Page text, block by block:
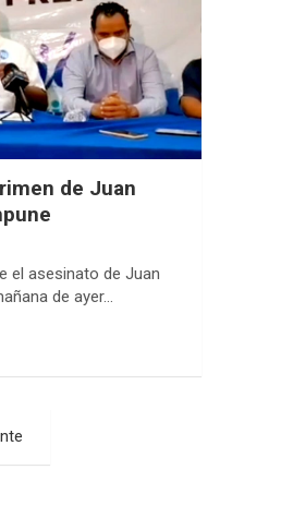
de Juan
el asesinato de Juan
de ayer…